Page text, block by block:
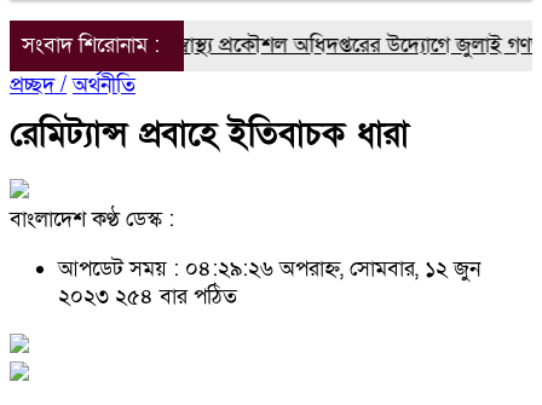
সংবাদ শিরোনাম :জনস্বাস্থ্য প্রকৌশল অধিদপ্তরের উদ্যোগে জুলাই
প্রচ্ছদ / অর্থনীতি
রেমিট্যান্স প্রবাহে ইতিবাচক ধারা
বাংলাদেশ কণ্ঠ ডেস্ক :
আপডেট সময় : ০৪:২৯:২৬ অপরাহ্ন, সোমবার, ১২ জুন
২০২৩ ২৫৪ বার পঠিত